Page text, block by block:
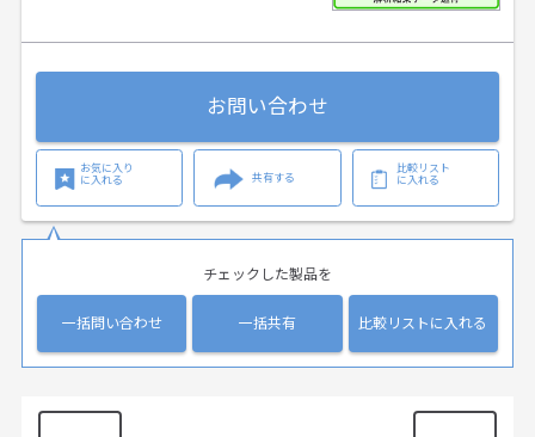
お問い合わせ
お気に入り
に入れる
共有する
比較リスト
に入れる
チェックした製品を
一括問い合わせ 一括共有 比較リストに入れる